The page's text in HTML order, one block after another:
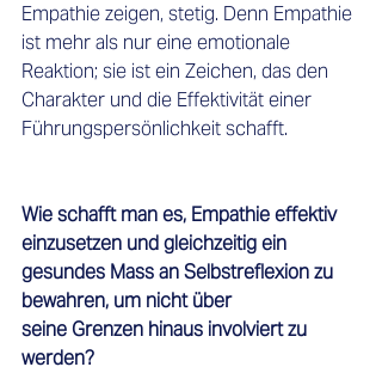
Empathie zeigen, stetig. Denn Empathie
ist mehr als nur eine emotionale
Reaktion; sie ist ein Zeichen, das den
Charakter und die Effektivität einer
Führungspersönlichkeit schafft.
Wie schafft man es, Empathie effektiv
einzusetzen und gleichzeitig ein
gesundes Mass an Selbstreflexion zu
bewahren, um nicht über
seine Grenzen hinaus involviert zu
werden?